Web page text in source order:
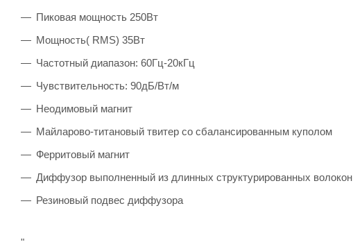
Пиковая мощность 250Bт
Мощность( RMS) 35Bт
Частотный диапазон: 60Гц-20кГц
Чувствительность: 90дБ/Bт/м
Неодимовый магнит
Майларово-титановый твитер со сбалансированным куполом
Ферритовый магнит
Диффузор выполненный из длинных структурированных волокон
Резиновый подвес диффузора
"